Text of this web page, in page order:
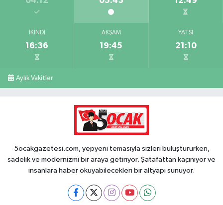
İKINDI
16:36
AKŞAM
19:45
YATSI
21:10
Aylık Vakitler
5ocakgazetesi.com, yepyeni temasıyla sizleri buluştururken,
sadelik ve modernizmi bir araya getiriyor. Şatafattan kaçınıyor ve
insanlara haber okuyabilecekleri bir altyapı sunuyor.